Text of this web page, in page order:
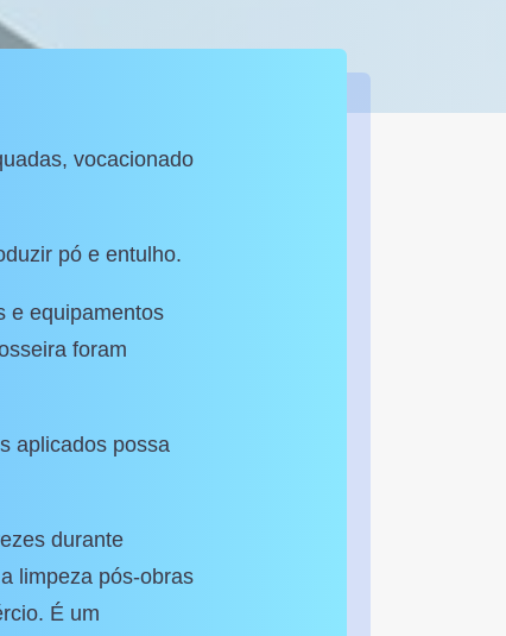
vocacionado
pó e entulho.
e equipamentos
foram
aplicados possa
durante
limpeza pós-obras
É um